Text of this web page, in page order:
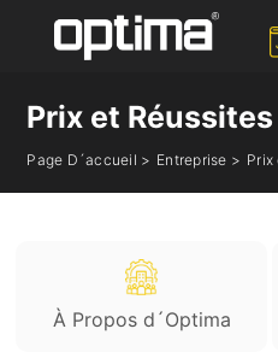
Portail coulissant
Prix et Réussites
Page D´accueil > Entreprise > Prix
À Propos d´Optima